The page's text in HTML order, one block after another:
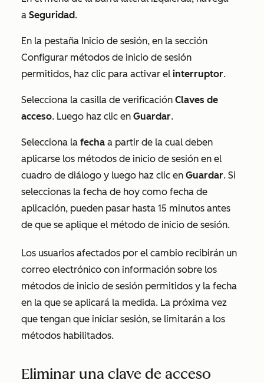
a Seguridad.
En la pestaña Inicio de sesión, en la sección
Configurar métodos de inicio de sesión
permitidos, haz clic para activar el interruptor.
Selecciona la casilla de verificación Claves de
acceso. Luego haz clic en Guardar.
Selecciona la fecha a partir de la cual deben
aplicarse los métodos de inicio de sesión en el
cuadro de diálogo y luego haz clic en Guardar. Si
seleccionas la fecha de hoy como fecha de
aplicación, pueden pasar hasta 15 minutos antes
de que se aplique el método de inicio de sesión.
Los usuarios afectados por el cambio recibirán un
correo electrónico con información sobre los
métodos de inicio de sesión permitidos y la fecha
en la que se aplicará la medida. La próxima vez
que tengan que iniciar sesión, se limitarán a los
métodos habilitados.
Eliminar una clave de acceso